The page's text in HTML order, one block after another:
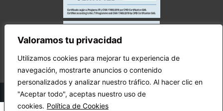
Valoramos tu privacidad
Utilizamos cookies para mejorar tu experiencia de
navegación, mostrarte anuncios o contenido
personalizados y analizar nuestro tráfico. Al hacer clic en
"Aceptar todo", aceptas nuestro uso de
cookies. Política de Cookies
© Copyright Ecuador Chequea 2025.